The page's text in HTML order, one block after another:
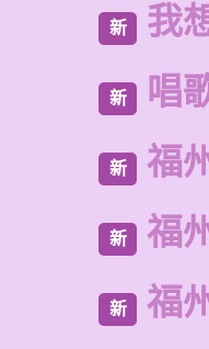
新 我
新 唱
新 福
新 福
新 福